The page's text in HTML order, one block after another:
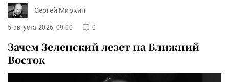
Сергей Миркин
5 августа 2026, 09:00 0
Зачем Зеленский лезет на Ближний
Восток